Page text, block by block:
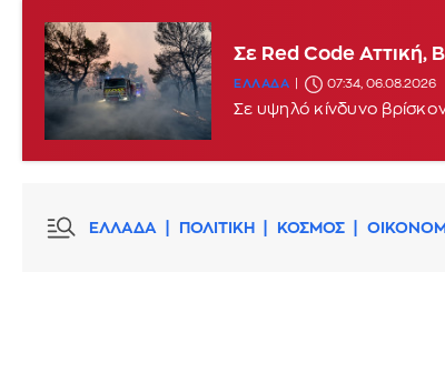
Σε Red Code Αττική,
ΕΛΛΑΔΑ 07:34, 06.08.2026
Σε υψηλό κίνδυνο
ΕΛΛΑΔΑ ΠΟΛΙΤΙΚΗ ΚΟΣΜΟΣ